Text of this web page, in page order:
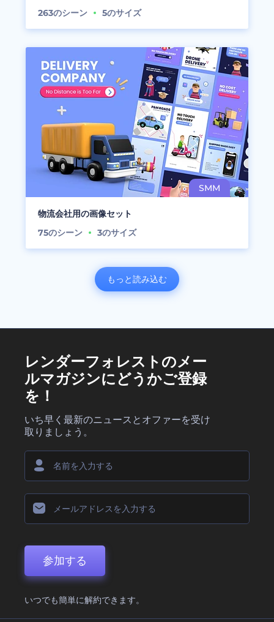
263のシーン 5のサイズ
物流会社用の画像セット
75のシーン 3のサイズ
もっと読み込む
レンダーフォレストのメー
ルマガジンにどうかご登録
を！
いち早く最新のニュースとオファーを受け
取りましょう。
参加する
いつでも簡単に解約できます。